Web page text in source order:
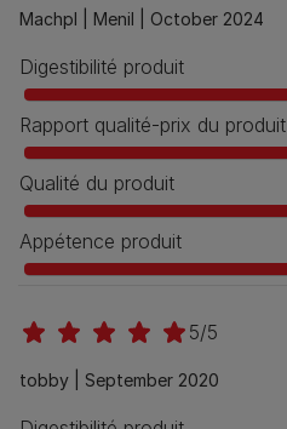
Machpl | Menil | October 2024
Digestibilité produit
Rapport qualité-prix du produit
Qualité du produit
Appétence produit
5/5
tobby | September 2020